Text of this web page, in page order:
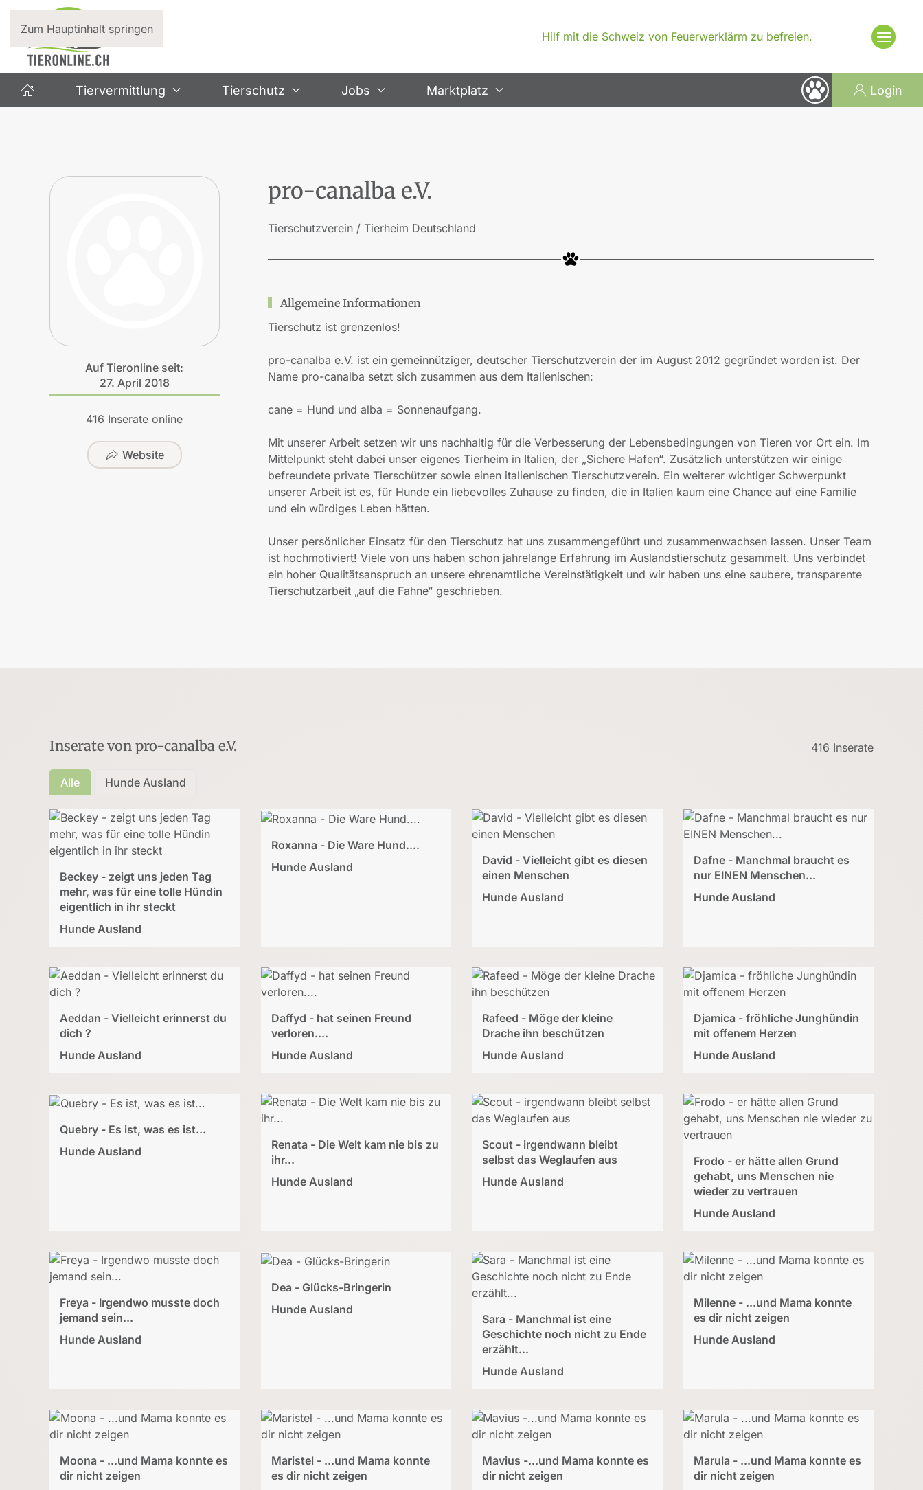
Zum Hauptinhalt springen
Hilf mit die Schweiz von Feuerwerklärm zu befreien.
Tiervermittlung Tierschutz Jobs Marktplatz Login
Auf Tieronline seit:
27. April 2018
416 Inserate online
Website
pro-canalba e.V.
Tierschutzverein / Tierheim Deutschland
Allgemeine Informationen
Tierschutz ist grenzenlos!
pro-canalba e.V. ist ein gemeinnütziger, deutscher Tierschutzverein der im August 2012 gegründet worden ist. Der
Name pro-canalba setzt sich zusammen aus dem Italienischen:
cane = Hund und alba = Sonnenaufgang.
Mit unserer Arbeit setzen wir uns nachhaltig für die Verbesserung der Lebensbedingungen von Tieren vor Ort ein. Im
Mittelpunkt steht dabei unser eigenes Tierheim in Italien, der „Sichere Hafen“. Zusätzlich unterstützen wir einige
befreundete private Tierschützer sowie einen italienischen Tierschutzverein. Ein weiterer wichtiger Schwerpunkt
unserer Arbeit ist es, für Hunde ein liebevolles Zuhause zu finden, die in Italien kaum eine Chance auf eine Familie
und ein würdiges Leben hätten.
Unser persönlicher Einsatz für den Tierschutz hat uns zusammengeführt und zusammenwachsen lassen. Unser Team
ist hochmotiviert! Viele von uns haben schon jahrelange Erfahrung im Auslandstierschutz gesammelt. Uns verbindet
ein hoher Qualitätsanspruch an unsere ehrenamtliche Vereinstätigkeit und wir haben uns eine saubere, transparente
Tierschutzarbeit „auf die Fahne“ geschrieben.
Inserate von pro-canalba e.V. 416 Inserate
Alle Hunde Ausland
Beckey - zeigt uns jeden Tag
mehr, was für eine tolle Hündin
eigentlich in ihr steckt
Hunde Ausland
Roxanna - Die Ware Hund....
Hunde Ausland
David - Vielleicht gibt es diesen
einen Menschen
Hunde Ausland
Dafne - Manchmal braucht es
nur EINEN Menschen...
Hunde Ausland
Aeddan - Vielleicht erinnerst du
dich ?
Hunde Ausland
Daffyd - hat seinen Freund
verloren....
Hunde Ausland
Rafeed - Möge der kleine
Drache ihn beschützen
Hunde Ausland
Djamica - fröhliche Junghündin
mit offenem Herzen
Hunde Ausland
Quebry - Es ist, was es ist...
Hunde Ausland
Renata - Die Welt kam nie bis zu
ihr...
Hunde Ausland
Scout - irgendwann bleibt
selbst das Weglaufen aus
Hunde Ausland
Frodo - er hätte allen Grund
gehabt, uns Menschen nie
wieder zu vertrauen
Hunde Ausland
Freya - Irgendwo musste doch
jemand sein...
Hunde Ausland
Dea - Glücks-Bringerin
Hunde Ausland
Sara - Manchmal ist eine
Geschichte noch nicht zu Ende
erzählt...
Hunde Ausland
Milenne - ...und Mama konnte
es dir nicht zeigen
Hunde Ausland
Moona - ...und Mama konnte es
dir nicht zeigen
Maristel - ...und Mama konnte
es dir nicht zeigen
Mavius -...und Mama konnte es
dir nicht zeigen
Marula - ...und Mama konnte es
dir nicht zeigen